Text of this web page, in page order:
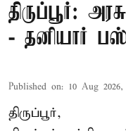
திருப்பூர்:
- தனியார்
Published on: 10 Aug
திருப்பூர்,